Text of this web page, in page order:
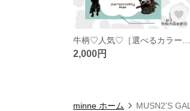
2,000円
minne ホーム MUSN2'S